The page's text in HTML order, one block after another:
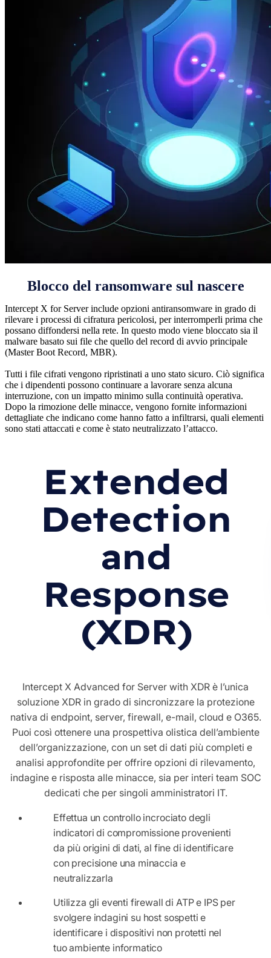
Blocco del ransomware sul nascere
Intercept X for Server include opzioni antiransomware in grado di
rilevare i processi di cifratura pericolosi, per interromperli prima che
possano diffondersi nella rete. In questo modo viene bloccato sia il
malware basato sui file che quello del record di avvio principale
(Master Boot Record, MBR).
Tutti i file cifrati vengono ripristinati a uno stato sicuro. Ciò significa
che i dipendenti possono continuare a lavorare senza alcuna
interruzione, con un impatto minimo sulla continuità operativa.
Dopo la rimozione delle minacce, vengono fornite informazioni
dettagliate che indicano come hanno fatto a infiltrarsi, quali elementi
sono stati attaccati e come è stato neutralizzato l’attacco.
Extended
Detection
and
Response
(XDR)
Intercept X Advanced for Server with XDR è l’unica
soluzione XDR in grado di sincronizzare la protezione
nativa di endpoint, server, firewall, e-mail, cloud e O365.
Puoi così ottenere una prospettiva olistica dell’ambiente
dell’organizzazione, con un set di dati più completi e
analisi approfondite per offrire opzioni di rilevamento,
indagine e risposta alle minacce, sia per interi team SOC
dedicati che per singoli amministratori IT.
Effettua un controllo incrociato degli
indicatori di compromissione provenienti
da più origini di dati, al fine di identificare
con precisione una minaccia e
neutralizzarla
Utilizza gli eventi firewall di ATP e IPS per
svolgere indagini su host sospetti e
identificare i dispositivi non protetti nel
tuo ambiente informatico